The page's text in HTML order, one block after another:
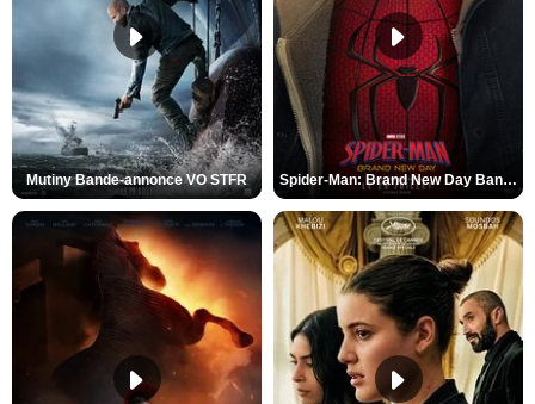
Mutiny Bande-annonce VO STFR Spider-Man: Brand New Day Bande-annonce VO STFR